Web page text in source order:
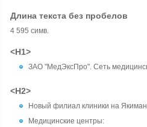
Длина текста без пробелов
4 595 симв.
<H1>
ЗАО "МедЭксПро". Сеть
<H2>
Новый филиал клиники на
Медицинские центры: